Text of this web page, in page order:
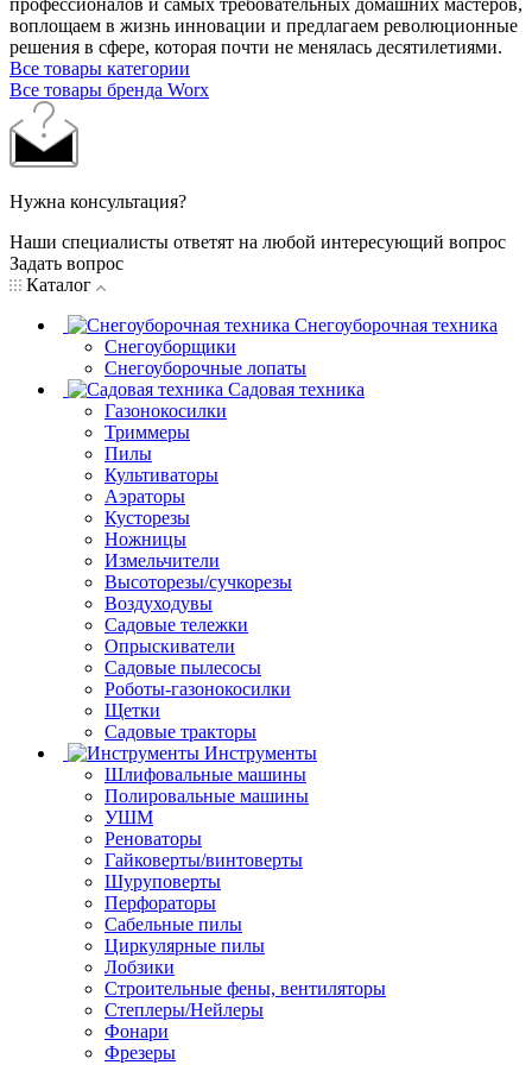
воплощаем в жизнь инновации и предлагаем революционные
решения в сфере, которая почти не менялась десятилетиями.
Все товары категории
Все товары бренда Worx
Нужна консультация?
Наши специалисты ответят на любой интересующий вопрос
Задать вопрос
Каталог
Снегоуборочная техника
Снегоуборщики
Снегоуборочные лопаты
Садовая техника
Газонокосилки
Триммеры
Пилы
Культиваторы
Аэраторы
Кусторезы
Ножницы
Измельчители
Высоторезы/сучкорезы
Воздуходувы
Садовые тележки
Опрыскиватели
Садовые пылесосы
Роботы-газонокосилки
Щетки
Садовые тракторы
Инструменты
Шлифовальные машины
Полировальные машины
УШМ
Реноваторы
Гайковерты/винтоверты
Шуруповерты
Перфораторы
Сабельные пилы
Циркулярные пилы
Лобзики
Строительные фены, вентиляторы
Степлеры/Нейлеры
Фонари
Фрезеры